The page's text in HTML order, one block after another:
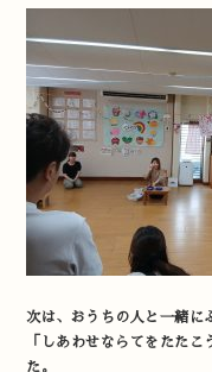
次は、おうちの人と一緒に
「しあわせならてをたた
た。